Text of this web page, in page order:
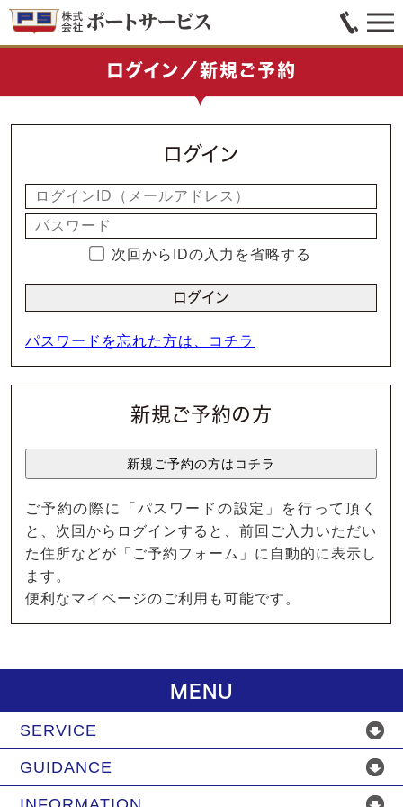
ログイン／新規ご予約
ログイン
次回からIDの入力を省略する
パスワードを忘れた方は、コチラ
新規ご予約の方
ご予約の際に「パスワードの設定」を行って頂く
と、次回からログインすると、前回ご入力いただい
た住所などが「ご予約フォーム」に自動的に表示し
ます。
便利なマイページのご利用も可能です。
MENU
SERVICE
GUIDANCE